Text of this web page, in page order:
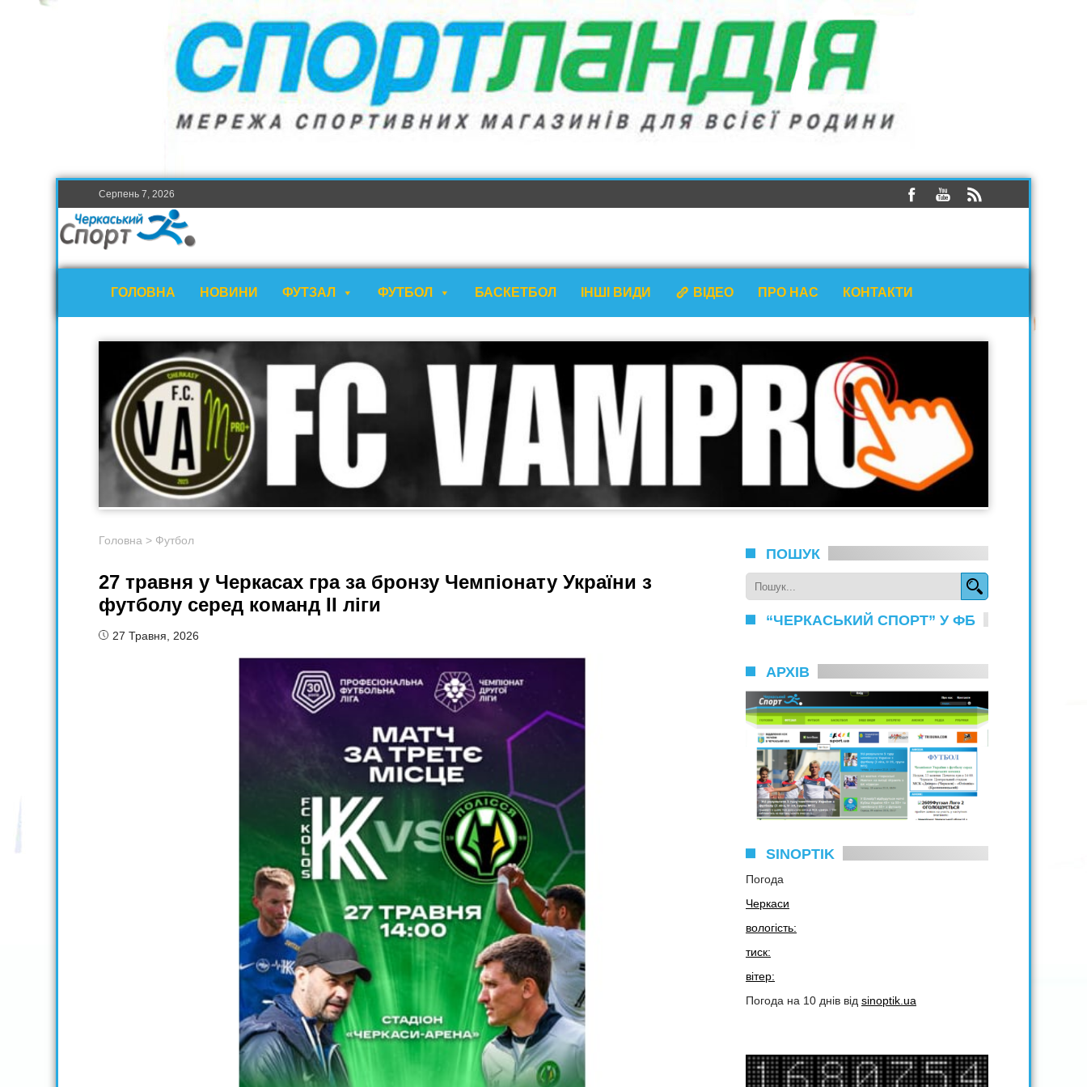
Серпень 7, 2026
ГОЛОВНА НОВИНИ ФУТЗАЛ ФУТБОЛ БАСКЕТБОЛ ІНШІ ВИДИ ВІДЕО ПРО НАС КОНТАКТИ
Головна > Футбол
27 травня у Черкасах гра за бронзу Чемпіонату України з
футболу серед команд II ліги
27 Травня, 2026
ПОШУК
“ЧЕРКАСЬКИЙ СПОРТ” У ФБ
АРХІВ
SINOPTIK
Погода
Черкаси
вологість:
тиск:
вітер:
Погода на 10 днів від sinoptik.ua